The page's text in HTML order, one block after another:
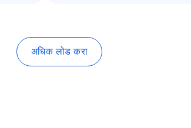
अधिक लोड करा